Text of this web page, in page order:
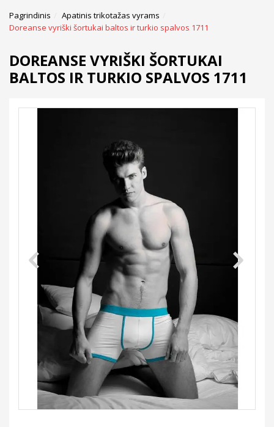
Pagrindinis
Apatinis trikotažas vyrams
Doreanse vyriški šortukai baltos ir turkio spalvos 1711
DOREANSE VYRIŠKI ŠORTUKAI
BALTOS IR TURKIO SPALVOS 1711